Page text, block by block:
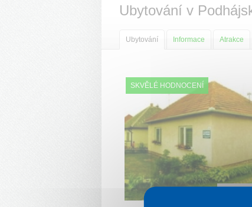
Ubytování v
Ubytování Informace Atrakce
SKVĚLÉ HODNOCENÍ